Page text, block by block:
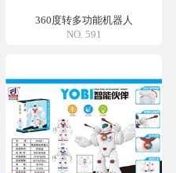
360度转多功能机器人
NO. 591